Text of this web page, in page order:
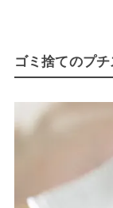
ゴミ捨てのプ